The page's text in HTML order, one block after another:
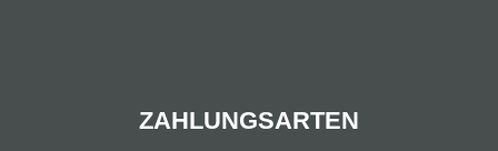
ZAHLUNGSARTEN